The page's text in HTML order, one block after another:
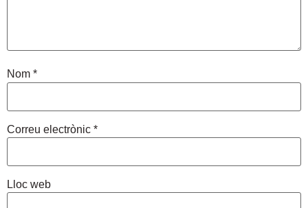
Nom *
Correu electrònic *
Lloc web